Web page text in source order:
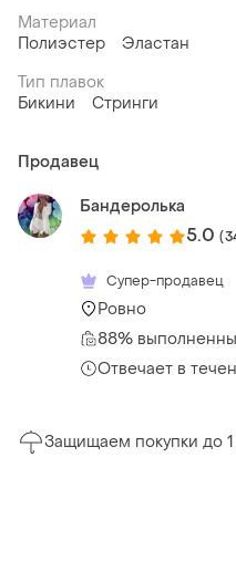
Материал
Полиэстер
Эластан
Тип плавок
Бикини
Стринги
Продавец
Бандеролька
5.0
Супер-продавец
Ровно
88%
Отвечает в
Защищаем покупки до